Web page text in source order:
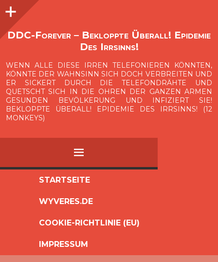
O
p
e
n
i
d
e
b
a
DDC-Forever – Bekloppte Überall! Epidemie
Des Irrsinns!
WENN ALLE DIESE IRREN TELEFONIEREN KÖNNTEN,
KÖNNTE DER WAHNSINN SICH DOCH VERBREITEN UND
ER SICKERT DURCH DIE TELEFONDRÄHTE UND
QUETSCHT SICH IN DIE OHREN DER GANZEN ARMEN
GESUNDEN BEVÖLKERUNG UND INFIZIERT SIE!
BEKLOPPTE ÜBERALL! EPIDEMIE DES IRRSINNS! (12
MONKEYS)
MENÜ
SPRINGEN
STARTSEITE
WYVERES.DE
COOKIE-RICHTLINIE (EU)
IMPRESSUM
Seitenleiste